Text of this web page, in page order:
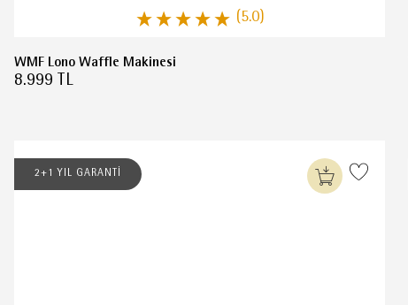
(5.0)
WMF Lono Waffle Makinesi
8.999 TL
2+1 YIL GARANTİ